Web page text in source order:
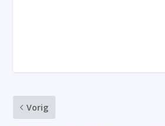
Vorig